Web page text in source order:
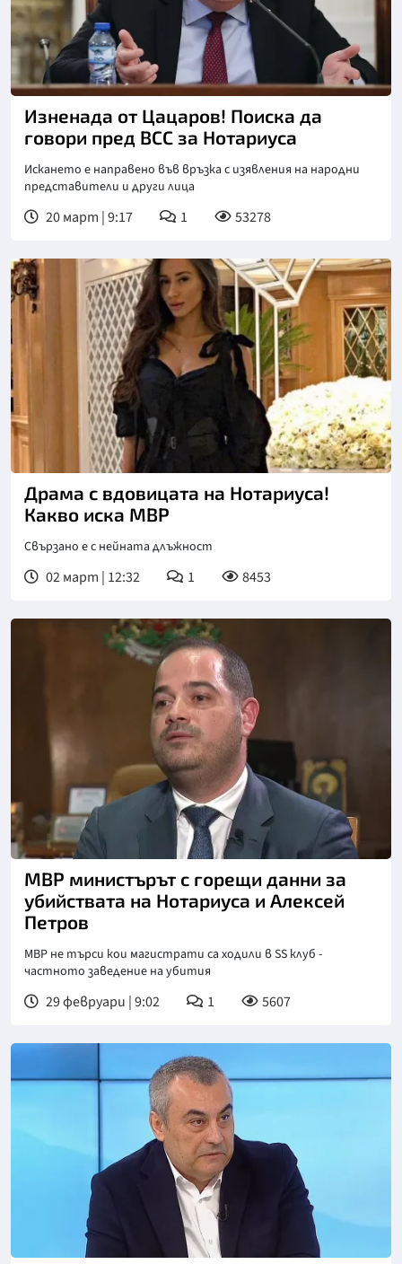
Снимка: БГНЕС, архив
Изненада от Цацаров! Поиска да
говори пред ВСС за Нотариуса
Искането е направено във връзка с изявления на народни
представители и други лица
20 март | 9:17 1 53278
Драма с вдовицата на Нотариуса!
Какво иска МВР
Свързано е с нейната длъжност
02 март | 12:32 1 8453
Снимка: бТВ
МВР министърът с горещи данни за
убийствата на Нотариуса и Алексей
Петров
МВР не търси кои магистрати са ходили в SS клуб -
частното заведение на убития
29 февруари | 9:02 1 5607